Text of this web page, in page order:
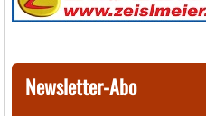
Newsletter-Abo